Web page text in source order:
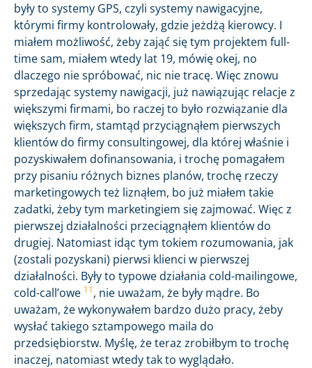
były to systemy GPS, czyli systemy nawigacyjne,
którymi firmy kontrolowały, gdzie jeżdżą kierowcy. I
miałem możliwość, żeby zająć się tym projektem full-
time sam, miałem wtedy lat 19, mówię okej, no
dlaczego nie spróbować, nic nie tracę. Więc znowu
sprzedając systemy nawigacji, już nawiązując relacje z
większymi firmami, bo raczej to było rozwiązanie dla
większych firm, stamtąd przyciągnąłem pierwszych
klientów do firmy consultingowej, dla której właśnie i
pozyskiwałem dofinansowania, i trochę pomagałem
przy pisaniu różnych biznes planów, trochę rzeczy
marketingowych też liznąłem, bo już miałem takie
zadatki, żeby tym marketingiem się zajmować. Więc z
pierwszej działalności przeciągnąłem klientów do
drugiej. Natomiast idąc tym tokiem rozumowania, jak
(zostali pozyskani) pierwsi klienci w pierwszej
działalności. Były to typowe działania cold-mailingowe,
cold-call’owe 11, nie uważam, że były mądre. Bo
uważam, że wykonywałem bardzo dużo pracy, żeby
wysłać takiego sztampowego maila do
przedsiębiorstw. Myślę, że teraz zrobiłbym to trochę
inaczej, natomiast wtedy tak to wyglądało.